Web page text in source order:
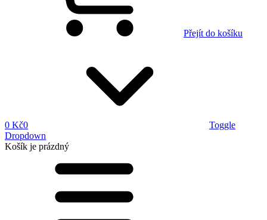
Přejít do košíku
0 Kč0
Toggle
Dropdown
Košík je prázdný